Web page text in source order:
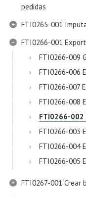
pedidas
FTI0265-001
FTI0266-001
FTI0266-009
FTI0266-006
FTI0266-007
FTI0266-008
FTI0266-
FTI0266-003
FTI0266-004
FTI0266-005
FTI0267-001 Crear